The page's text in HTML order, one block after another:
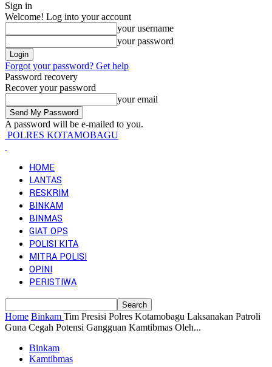
Sign in
Welcome! Log into your account
your username
your password
Forgot your password? Get help
Password recovery
Recover your password
your email
A password will be e-mailed to you.
POLRES KOTAMOBAGU
HOME
LANTAS
RESKRIM
BINKAM
BINMAS
GIAT OPS
POLISI KITA
MITRA POLISI
OPINI
PERISTIWA
Home Binkam Tim Presisi Polres Kotamobagu Laksanakan Patroli
Guna Cegah Potensi Gangguan Kamtibmas Oleh...
Binkam
Kamtibmas